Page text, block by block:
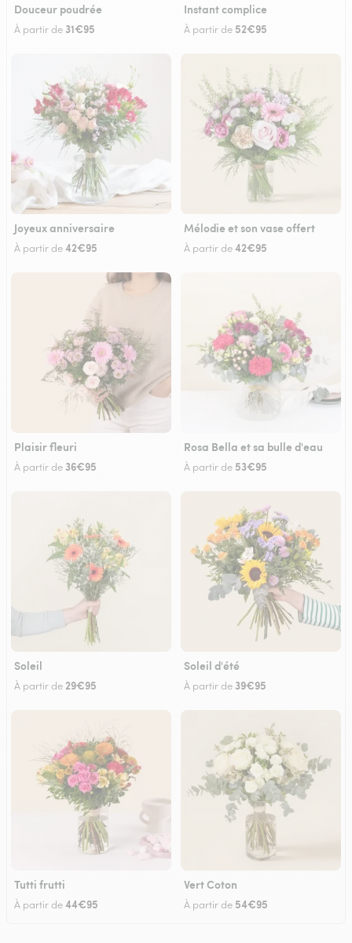
Douceur poudrée
À partir de 31€95
Instant complice
À partir de 52€95
Joyeux anniversaire
À partir de42€95
Mélodie et son vase offert
À partir de42€95
Plaisir fleuri
À partir de 36€95
Rosa Bella et sa bulle d'eau
À partir de 53€95
Soleil
À partir de 29€95
Soleil d'été
À partir de 39€95
Tutti frutti
À partir de44€95
Vert Coton
À partir de 54€95